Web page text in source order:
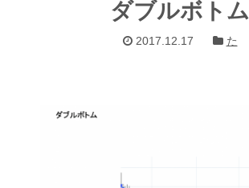
ダブルボトム
2017.12.17 た